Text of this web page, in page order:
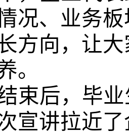
况、业务
方向，让
。
束后，毕
宣讲拉近